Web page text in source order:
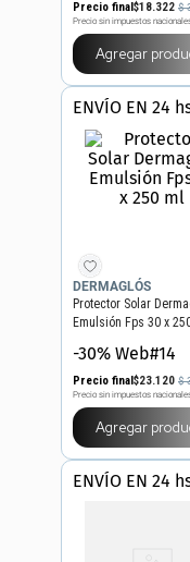
Precio final$18.322 $
Precio sin impuestos
Agregar
ENVÍO EN 24
DERMAGLÓS
Protector Solar
Emulsión Fps 30 x
-30% Web#14
Precio final$23.120 $
Precio sin impuestos
Agregar
ENVÍO EN 24